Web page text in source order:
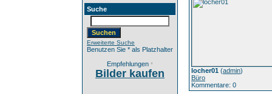
Suche
Erweiterte Suche
Benutzen Sie * als Platzhalter
Empfehlungen *
Bilder kaufen locher01 (admin)
Büro
Kommentare: 0